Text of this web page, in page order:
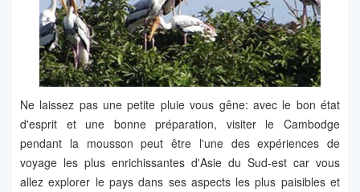
Ne laissez pas une petite pluie vous gêne: avec le bon état
d'esprit et une bonne préparation, visiter le Cambodge
pendant la mousson peut être l'une des expériences de
voyage les plus enrichissantes d'Asie du Sud-est car vous
allez explorer le pays dans ses aspects les plus paisibles et